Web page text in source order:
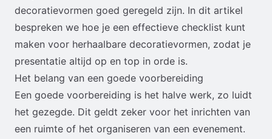
decoratievormen goed geregeld zijn. In dit artikel
bespreken we hoe je een effectieve checklist kunt
maken voor herhaalbare decoratievormen, zodat je
presentatie altijd op en top in orde is.
Het belang van een goede voorbereiding
Een goede voorbereiding is het halve werk, zo luidt
het gezegde. Dit geldt zeker voor het inrichten van
een ruimte of het organiseren van een evenement.